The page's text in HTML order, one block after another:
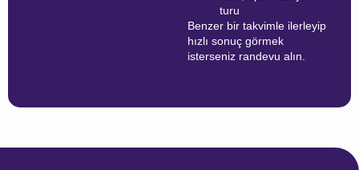
turu
Benzer bir takvimle ilerleyip
hızlı sonuç görmek
isterseniz randevu alın.